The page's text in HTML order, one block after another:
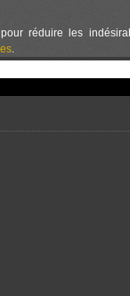
réduire les